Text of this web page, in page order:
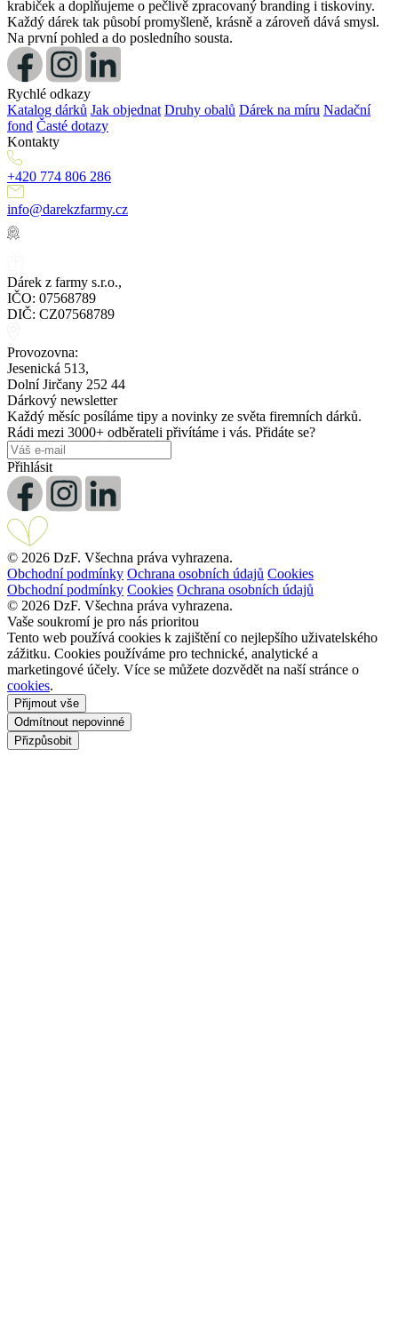
krabiček a doplňujeme o pečlivě zpracovaný branding i tiskoviny.
Každý dárek tak působí promyšleně, krásně a zároveň dává smysl.
Na první pohled a do posledního sousta.
Rychlé odkazy
Katalog dárků Jak objednat Druhy obalů Dárek na míru Nadační
fond Časté dotazy
Kontakty
+420 774 806 286
info@darekzfarmy.cz
Dárek z farmy s.r.o.,
IČO: 07568789
DIČ: CZ07568789
Provozovna:
Jesenická 513,
Dolní Jirčany 252 44
Dárkový newsletter
Každý měsíc posíláme tipy a novinky ze světa firemních dárků.
Rádi mezi 3000+ odběrateli přivítáme i vás. Přidáte se?
Přihlásit
© 2026 DzF. Všechna práva vyhrazena.
Obchodní podmínky Ochrana osobních údajů Cookies
Obchodní podmínky Cookies Ochrana osobních údajů
© 2026 DzF. Všechna práva vyhrazena.
Vaše soukromí je pro nás prioritou
Tento web používá cookies k zajištění co nejlepšího uživatelského
zážitku. Cookies používáme pro technické, analytické a
marketingové účely. Více se můžete dozvědět na naší stránce o
cookies.
Přijmout vše
Odmítnout nepovinné
Přizpůsobit